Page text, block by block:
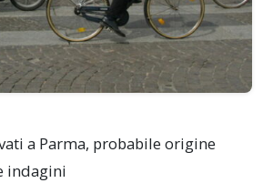
a Parma, probabile origine
indagini